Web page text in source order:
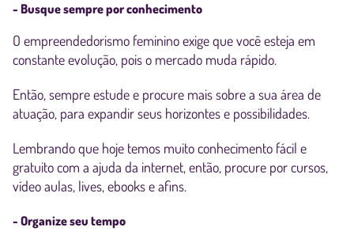
- Busque sempre por conhecimento
O empreendedorismo feminino exige que você esteja em
constante evolução, pois o mercado muda rápido.
Então, sempre estude e procure mais sobre a sua área de
atuação, para expandir seus horizontes e possibilidades.
Lembrando que hoje temos muito conhecimento fácil e
gratuito com a ajuda da internet, então, procure por cursos,
vídeo aulas, lives, ebooks e afins.
- Organize seu tempo